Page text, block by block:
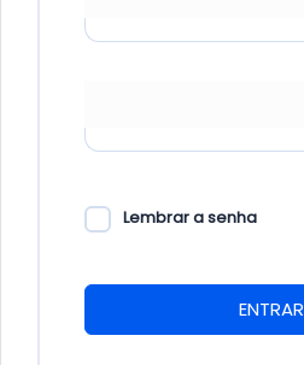
Lembrar a senha
ENTRAR